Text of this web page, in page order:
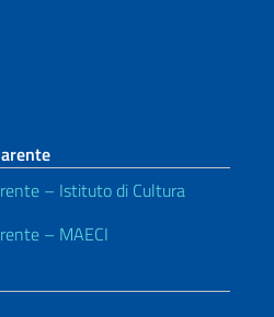
– Istituto di Cultura
– MAECI